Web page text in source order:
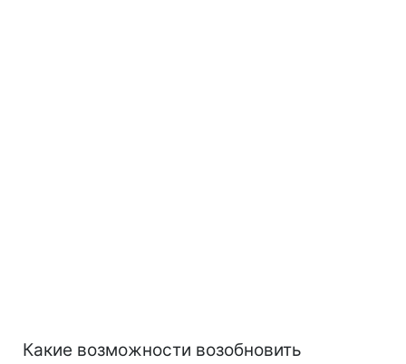
Какие возможности возобновить